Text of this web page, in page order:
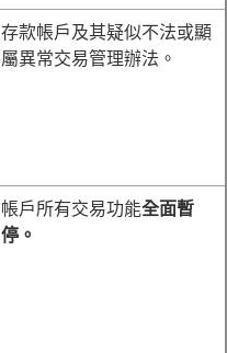
存款帳戶及其疑似不法或顯
屬異常交易管理辦法。
帳戶所有交易功能全面暫
停。